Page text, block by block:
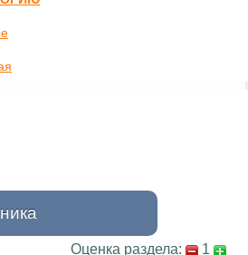
Оценка раздела: 1